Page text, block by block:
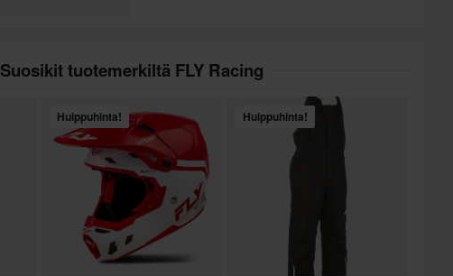
Suosikit tuotemerkiltä FLY Racing
Huippuhinta! Huippuhinta!